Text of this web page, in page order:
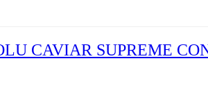
CAVIAR SUPREME